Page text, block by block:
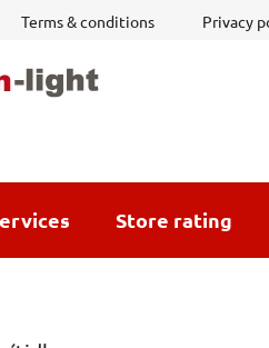
Terms & conditions Privacy
Store rating